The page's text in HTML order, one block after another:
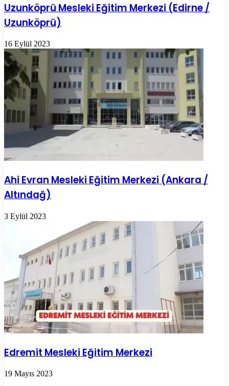
Uzunköprü Mesleki Eğitim Merkezi (Edirne /
Uzunköprü)
16 Eylül 2023
Ahi Evran Mesleki Eğitim Merkezi (Ankara /
Altındağ)
3 Eylül 2023
Edremit Mesleki Eğitim Merkezi
19 Mayıs 2023